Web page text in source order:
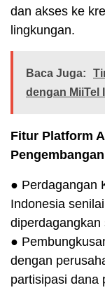
dan akses ke
lingkungan.
Baca Juga:
dengan MiiTel
Fitur Platform
● Perdagangan
Indonesia
diperdagangkan
●
dengan
partisipasi dana